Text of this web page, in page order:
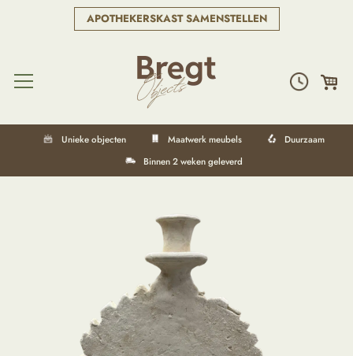
APOTHEKERSKAST SAMENSTELLEN
Unieke objecten Maatwerk meubels
Duurzaam
Binnen 2 weken geleverd